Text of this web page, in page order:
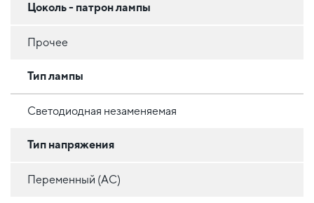
Цоколь - патрон лампы
Прочее
Тип лампы
Светодиодная незаменяемая
Тип напряжения
Переменный (AC)